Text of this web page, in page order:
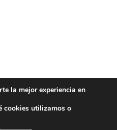
la mejor experiencia en
cookies utilizamos o